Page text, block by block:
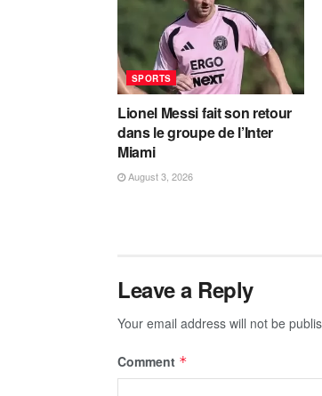
SPORTS
Lionel Messi fait son retour
dans le groupe de l’Inter
Miami
August 3, 2026
Leave a Reply
Your email address will not be
Comment *